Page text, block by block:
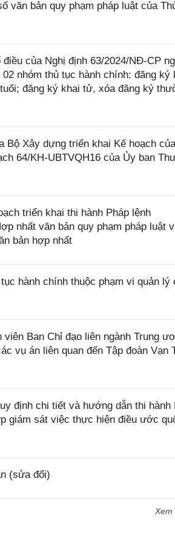
văn bản quy phạm pháp luật của
của Nghị định 63/2024/NĐ-CP
nhóm thủ tục hành chính: đăng ký
đăng ký khai tử, xóa đăng ký
Bộ Xây dựng triển khai Kế hoạch của
64/KH-UBTVQH16 của Ủy ban
triển khai thi hành Pháp lệnh
nhất văn bản quy phạm pháp luật
bản hợp nhất
hành chính thuộc phạm vi quản lý
Ban Chỉ đạo liên ngành Trung
vụ án liên quan đến Tập đoàn Vạn
định chi tiết và hướng dẫn thi hành
giám sát việc thực hiện điều ước
(sửa đổi)
Xem